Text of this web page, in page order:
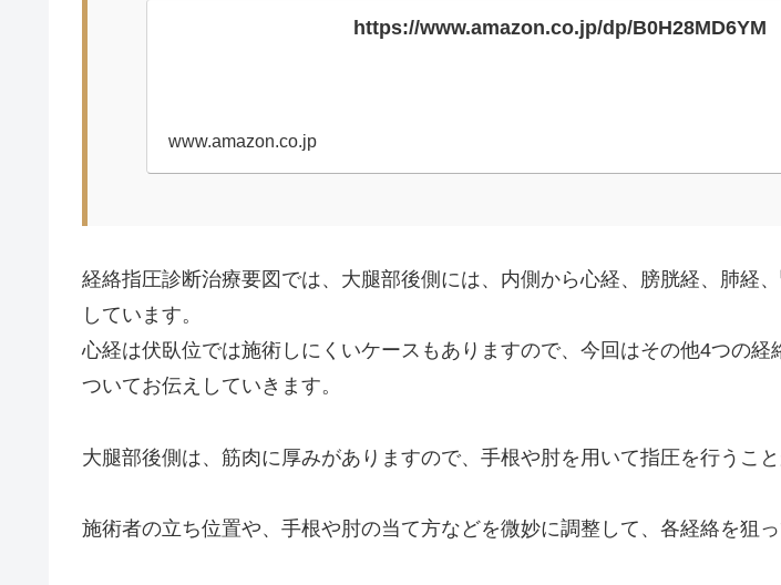
https://www.amazon.co.jp/dp/B0H28MD6YM
www.amazon.co.jp
経絡指圧診断治療要図では、大腿部後側には、内側から心経、膀胱経、肺経
しています。
心経は伏臥位では施術しにくいケースもありますので、今回はその他4つの経
ついてお伝えしていきます。
大腿部後側は、筋肉に厚みがありますので、手根や肘を用いて指圧を行うこと
施術者の立ち位置や、手根や肘の当て方などを微妙に調整して、各経絡を狙っ